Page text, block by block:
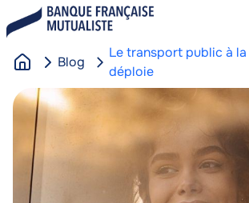
au
principal
c
Blog
Le transport public à
déploie
Image
Image